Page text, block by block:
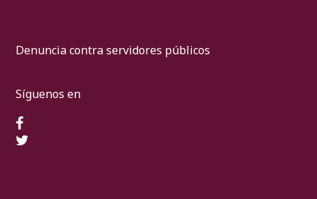
Denuncia contra servidores públicos
Síguenos en